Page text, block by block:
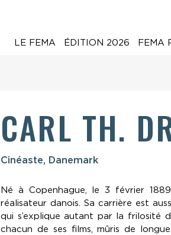
LE FEMA ÉDITION 2026 FEMA
CARL TH.
Cinéaste, Danemark
Né à Copenhague, le 3 février
réalisateur danois. Sa carrière est
qui s’explique autant par la frilosité
chacun de ses films, mûris de